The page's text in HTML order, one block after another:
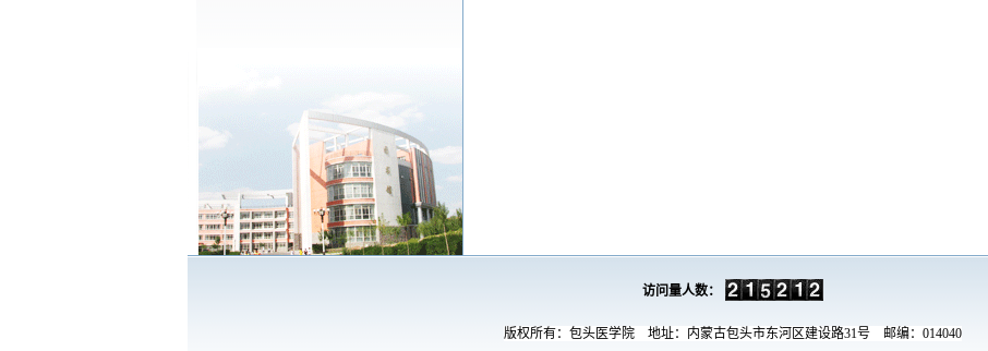
访问量人数：
版权所有：包头医学院 地址：内蒙古包头市东河区建设路31号 邮编：014040